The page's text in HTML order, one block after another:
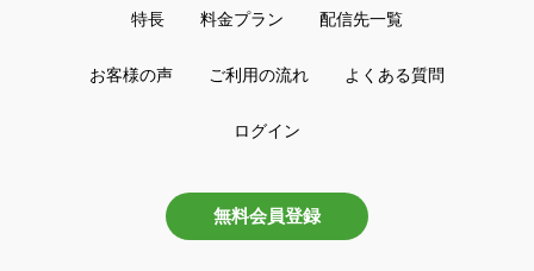
特長 料金プラン 配信先一覧
お客様の声 ご利用の流れ よくある質問
ログイン
無料会員登録